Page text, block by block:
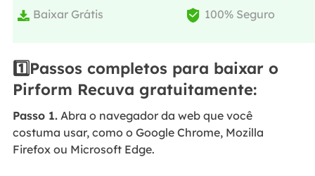
 Baixar Grátis  100% Seguro
1️⃣Passos completos para baixar o
Pirform Recuva gratuitamente:
Passo 1.Abra o navegador da web que você
costuma usar, como o Google Chrome, Mozilla
Firefox ou Microsoft Edge.